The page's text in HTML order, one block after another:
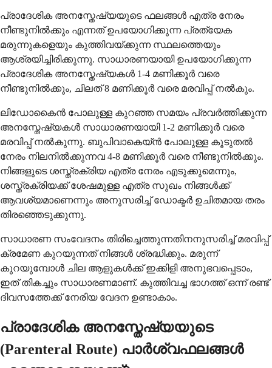
പ്രാദേശിക അനസ്തേഷ്യയുടെ ഫലങ്ങൾ എത്ര നേരം
നീണ്ടുനിൽക്കും എന്നത് ഉപയോഗിക്കുന്ന പ്രത്യേക
മരുന്നുകളെയും കുത്തിവയ്ക്കുന്ന സ്ഥലത്തെയും
ആശ്രയിച്ചിരിക്കുന്നു. സാധാരണയായി ഉപയോഗിക്കുന്ന
പ്രാദേശിക അനസ്തേഷ്യകൾ 1-4 മണിക്കൂർ വരെ
നീണ്ടുനിൽക്കും, ചിലത് 8 മണിക്കൂർ വരെ മരവിപ്പ് നൽകും.
ലിഡോകൈൻ പോലുള്ള കുറഞ്ഞ സമയം പ്രവർത്തിക്കുന്ന
അനസ്തേഷ്യകൾ സാധാരണയായി 1-2 മണിക്കൂർ വരെ
മരവിപ്പ് നൽകുന്നു. ബുപിവാകെയ്ൻ പോലുള്ള കൂടുതൽ
നേരം നിലനിൽക്കുന്നവ 4-8 മണിക്കൂർ വരെ നീണ്ടുനിൽക്കും.
നിങ്ങളുടെ ശസ്ത്രക്രിയ എത്ര നേരം എടുക്കുമെന്നും,
ശസ്ത്രക്രിയക്ക് ശേഷമുള്ള എത്ര സുഖം നിങ്ങൾക്ക്
ആവശ്യമാണെന്നും അനുസരിച്ച് ഡോക്ടർ ഉചിതമായ തരം
തിരഞ്ഞെടുക്കുന്നു.
സാധാരണ സംവേദനം തിരിച്ചെത്തുന്നതിനനുസരിച്ച് മരവിപ്പ്
ക്രമേണ കുറയുന്നത് നിങ്ങൾ ശ്രദ്ധിക്കും. മരുന്ന്
കുറയുമ്പോൾ ചില ആളുകൾക്ക് ഇക്കിളി അനുഭവപ്പെടാം,
ഇത് തികച്ചും സാധാരണമാണ്. കുത്തിവച്ച ഭാഗത്ത് ഒന്ന് രണ്ട്
ദിവസത്തേക്ക് നേരിയ വേദന ഉണ്ടാകാം.
പ്രാദേശിക അനസ്തേഷ്യയുടെ
(Parenteral Route) പാർശ്വഫലങ്ങൾ